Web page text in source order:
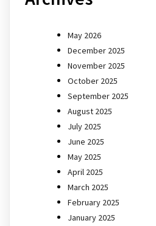
May 2026
December 2025
November 2025
October 2025
September 2025
August 2025
July 2025
June 2025
May 2025
April 2025
March 2025
February 2025
January 2025